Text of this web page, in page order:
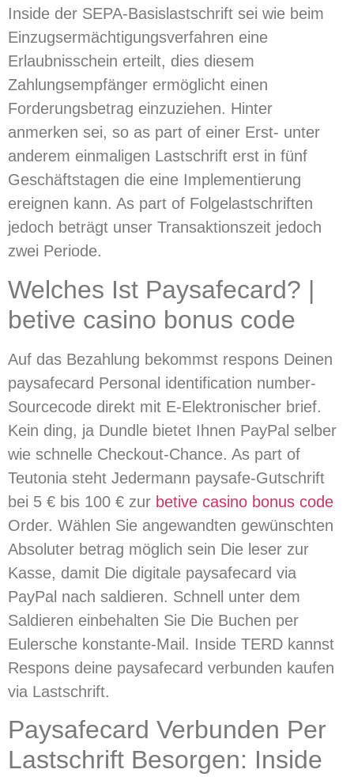
Inside der SEPA-Basislastschrift sei wie beim
Einzugsermächtigungsverfahren eine
Erlaubnisschein erteilt, dies diesem
Zahlungsempfänger ermöglicht einen
Forderungsbetrag einzuziehen. Hinter
anmerken sei, so as part of einer Erst- unter
anderem einmaligen Lastschrift erst in fünf
Geschäftstagen die eine Implementierung
ereignen kann. As part of Folgelastschriften
jedoch beträgt unser Transaktionszeit jedoch
zwei Periode.
Welches Ist Paysafecard? |
betive casino bonus code
Auf das Bezahlung bekommst respons Deinen
paysafecard Personal identification number-
Sourcecode direkt mit E-Elektronischer brief.
Kein ding, ja Dundle bietet Ihnen PayPal selber
wie schnelle Checkout-Chance. As part of
Teutonia steht Jedermann paysafe-Gutschrift
bei 5 € bis 100 € zur betive casino bonus code
Order. Wählen Sie angewandten gewünschten
Absoluter betrag möglich sein Die leser zur
Kasse, damit Die digitale paysafecard via
PayPal nach saldieren. Schnell unter dem
Saldieren einbehalten Sie Die Buchen per
Eulersche konstante-Mail. Inside TERD kannst
Respons deine paysafecard verbunden kaufen
via Lastschrift.
Paysafecard Verbunden Per
Lastschrift Besorgen: Inside